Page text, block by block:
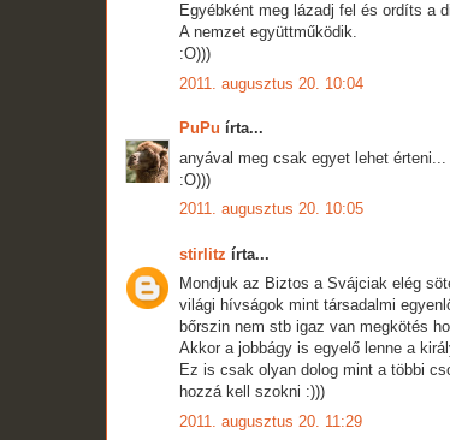
Egyébként meg lázadj fel és ordíts a
A nemzet együttműködik.
:O)))
2011. augusztus 20. 10:04
PuPu írta...
anyával meg csak egyet lehet érteni...
:O)))
2011. augusztus 20. 10:05
stirlitz írta...
Mondjuk az Biztos a Svájciak elég
világi hívságok mint társadalmi
bőrszin nem stb igaz van megkötés
Akkor a jobbágy is egyelő lenne a
Ez is csak olyan dolog mint a többi
hozzá kell szokni :)))
2011. augusztus 20. 11:29